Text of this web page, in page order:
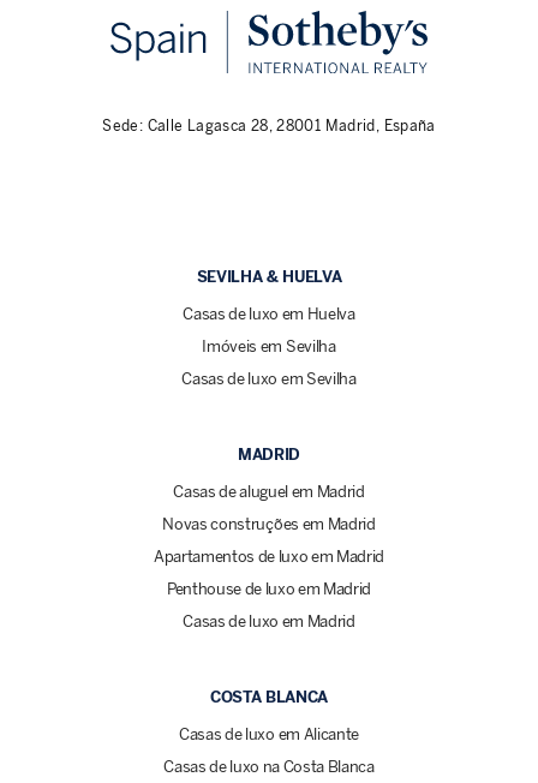
Sede: Calle Lagasca 28, 28001 Madrid, España
SEVILHA & HUELVA
Casas de luxo em Huelva
Imóveis em Sevilha
Casas de luxo em Sevilha
MADRID
Casas de aluguel em Madrid
Novas construções em Madrid
Apartamentos de luxo em Madrid
Penthouse de luxo em Madrid
Casas de luxo em Madrid
COSTA BLANCA
Casas de luxo em Alicante
Casas de luxo na Costa Blanca